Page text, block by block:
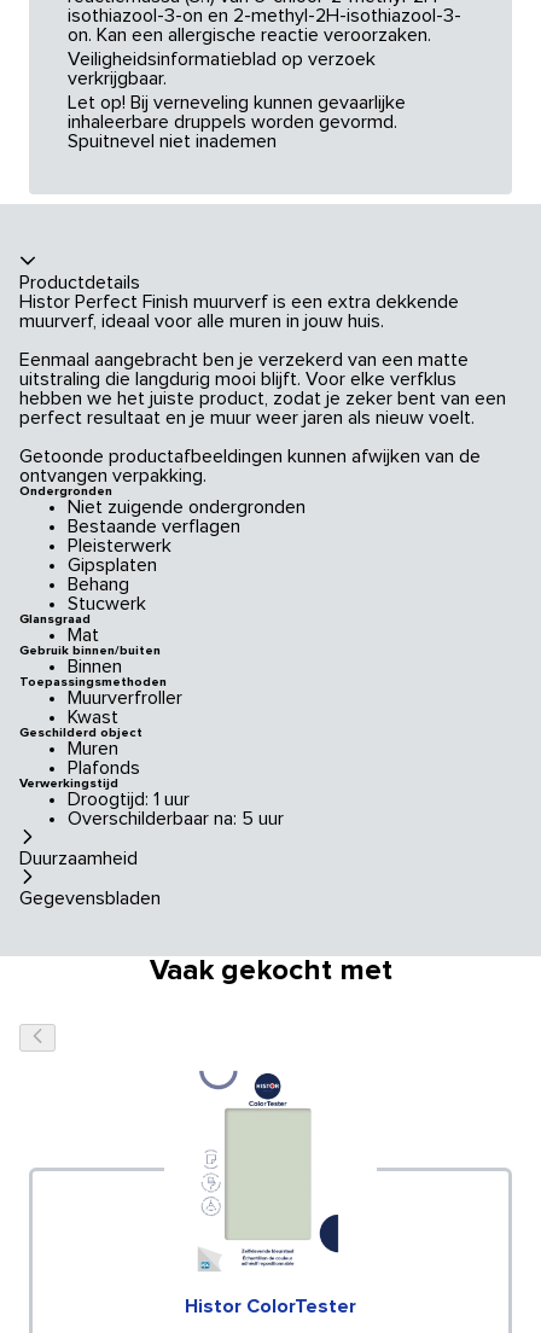
isothiazool-3-on en 2-methyl-2H-isothiazool-3-
on. Kan een allergische reactie veroorzaken.
Veiligheidsinformatieblad op verzoek
verkrijgbaar.
Let op! Bij verneveling kunnen gevaarlijke
inhaleerbare druppels worden gevormd.
Spuitnevel niet inademen
Productdetails
Histor Perfect Finish muurverf is een extra dekkende
muurverf, ideaal voor alle muren in jouw huis.
Eenmaal aangebracht ben je verzekerd van een matte
uitstraling die langdurig mooi blijft. Voor elke verfklus
hebben we het juiste product, zodat je zeker bent van een
perfect resultaat en je muur weer jaren als nieuw voelt.
Getoonde productafbeeldingen kunnen afwijken van de
ontvangen verpakking.
Ondergronden
Niet zuigende ondergronden
Bestaande verflagen
Pleisterwerk
Gipsplaten
Behang
Stucwerk
Glansgraad
Mat
Gebruik binnen/buiten
Binnen
Toepassingsmethoden
Muurverfroller
Kwast
Geschilderd object
Muren
Plafonds
Verwerkingstijd
Droogtijd: 1 uur
Overschilderbaar na: 5 uur
Duurzaamheid
Gegevensbladen
Vaak gekocht met
Histor ColorTester